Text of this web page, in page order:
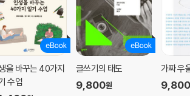
을 바꾸는 40가지
수업
글쓰기의 태도
9,800원
가짜 우
9,800